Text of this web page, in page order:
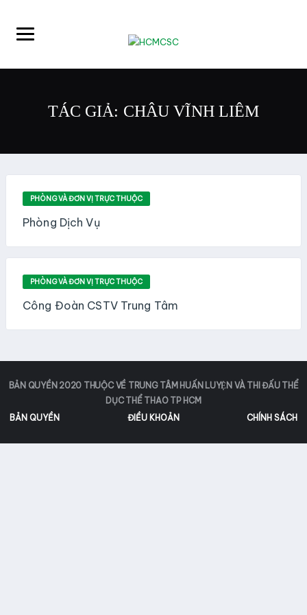
TÁC GIẢ: CHÂU VĨNH LIÊM
PHÒNG VÀ ĐƠN VỊ TRỰC THUỘC
Phòng Dịch Vụ
PHÒNG VÀ ĐƠN VỊ TRỰC THUỘC
Công Đoàn CSTV Trung Tâm
BẢN QUYỀN 2020 THUỘC VỀ TRUNG TÂM HUẤN LUYỆN VÀ THI ĐẤU THỂ
DỤC THỂ THAO TP HCM
BẢN QUYỀN
ĐIỀU KHOẢN CHÍNH SÁCH